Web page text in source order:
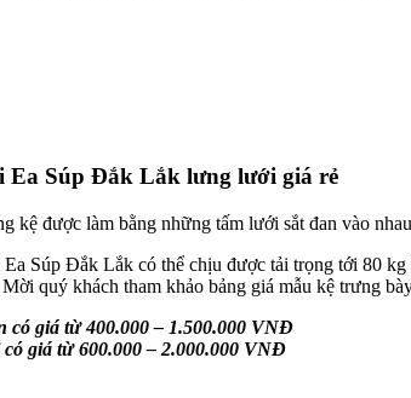
Ea Súp Đắk Lắk lưng lưới giá rẻ
kệ được làm bằng những tấm lưới sắt đan vào
Súp Đắk Lắk có thể chịu được tải trọng tới 80
Mời quý khách tham khảo bảng giá mẫu kệ trưng
có giá từ 400.000 – 1.500.000 VNĐ
giá từ 600.000 – 2.000.000 VNĐ